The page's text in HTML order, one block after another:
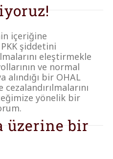
içeriğine
şiddetini
eleştirmekle
ve normal
alındığı bir OHAL
yönelik bir
üzerine bir